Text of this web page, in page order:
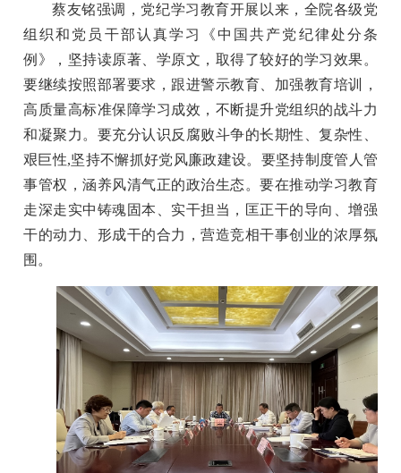
蔡友铭强调，党纪学习教育开展以来，全院各级党
组织和党员干部认真学习《中国共产党纪律处分条
例》，坚持读原著、学原文，取得了较好的学习效果。
要继续按照部署要求，跟进警示教育、加强教育培训，
高质量高标准保障学习成效，不断提升党组织的战斗力
和凝聚力。要充分认识反腐败斗争的长期性、复杂性、
艰巨性,坚持不懈抓好党风廉政建设。要坚持制度管人管
事管权，涵养风清气正的政治生态。要在推动学习教育
走深走实中铸魂固本、实干担当，匡正干的导向、增强
干的动力、形成干的合力，营造竞相干事创业的浓厚氛
围。